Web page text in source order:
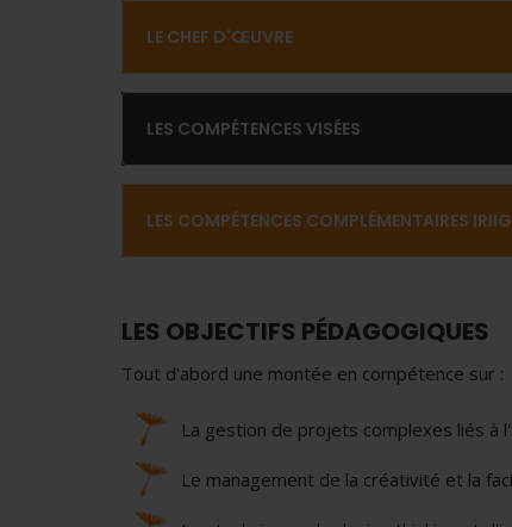
LE CHEF D'ŒUVRE
LES COMPÉTENCES VISÉES
LES COMPÉTENCES COMPLÉMENTAIRES IRIIG
LES OBJECTIFS PÉDAGOGIQUES
Tout d'abord une montée en compétence sur :
La gestion de projets complexes liés à
Le management de la créativité et la